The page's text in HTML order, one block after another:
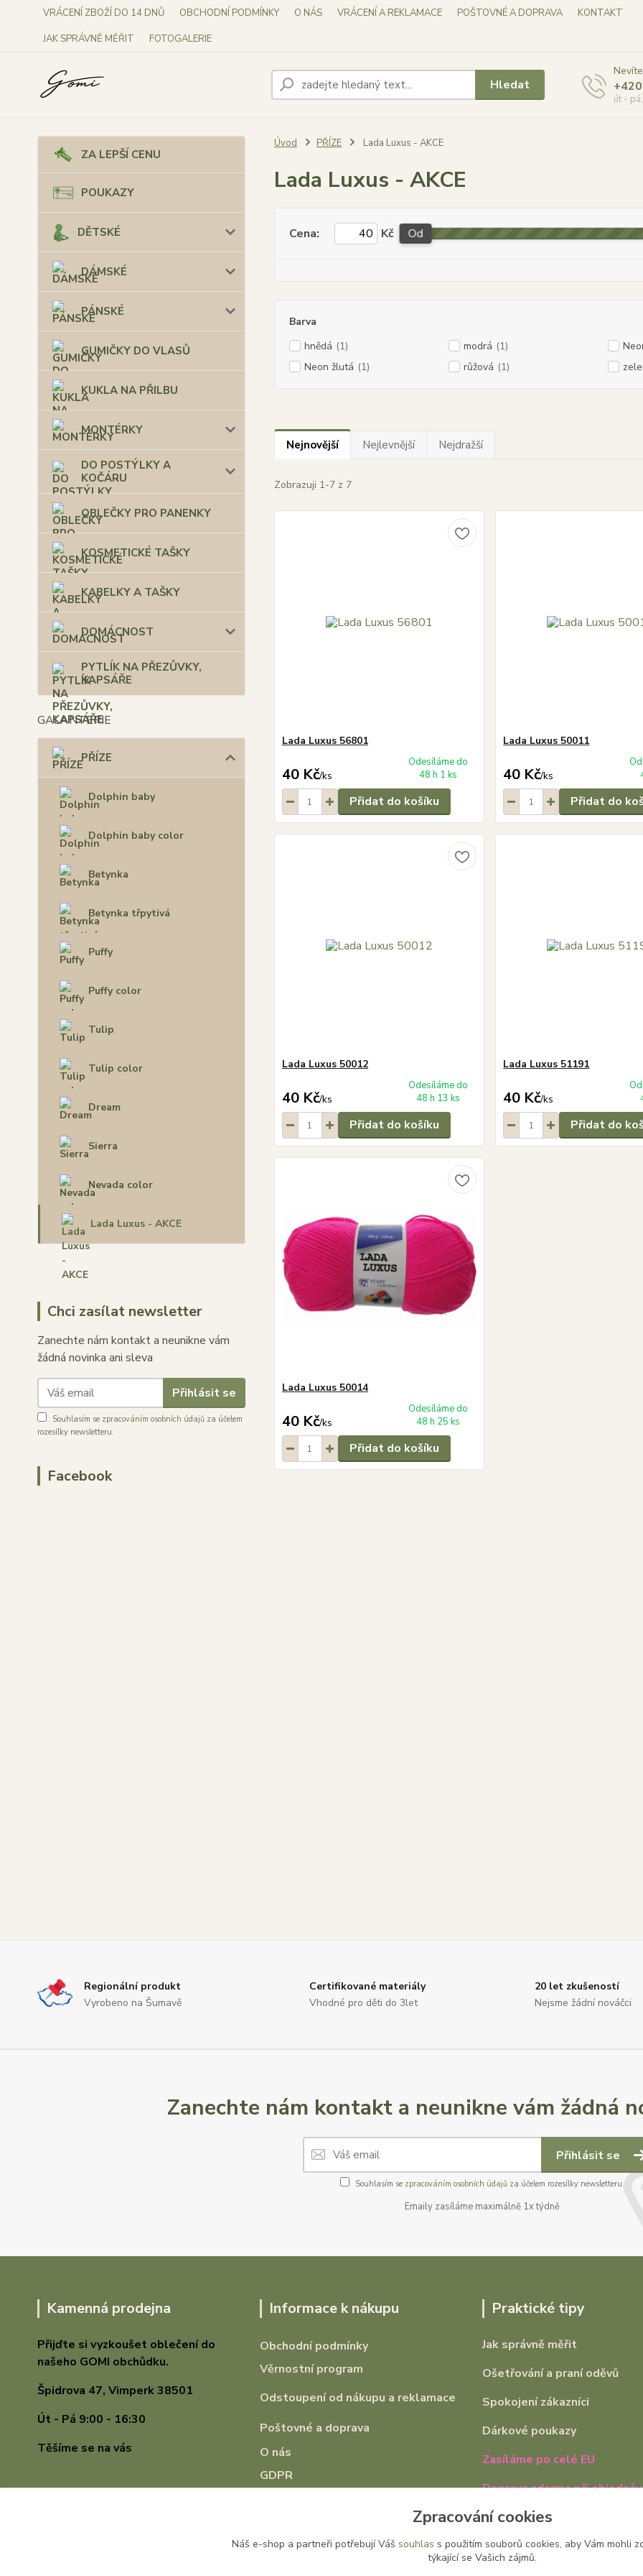
VRÁCENÍ ZBOŽÍ DO 14 DNŮ OBCHODNÍ PODMÍNKY O NÁS VRÁCENÍ A REKLAMACE POŠTOVNÉ A DOPRAVA
KONTAKT
JAK SPRÁVNĚ MĚŘIT
FOTOGALERIE
Hledat
út -
ZA LEPŠÍ CENU
POUKAZY
DĚTSKÉ
DÁMSKÉ
PÁNSKÉ
GUMIČKY DO VLASŮ
KUKLA NA PŘILBU
MONTÉRKY
DO POSTÝLKY A
KOČÁRU
OBLEČKY PRO PANENKY
KOSMETICKÉ TAŠKY
KABELKY A TAŠKY
DOMÁCNOST
PYTLÍK NA PŘEZŮVKY,
KAPSÁŘE
GALANTERIE
PŘÍZE
Dolphin baby
Dolphin baby color
Betynka
Betynka třpytivá
Puffy
Puffy color
Tulip
Tulip color
Dream
Sierra
Nevada color
Lada Luxus - AKCE
Chci zasílat newsletter
Zanechte nám kontakt a neunikne vám
žádná novinka ani sleva
Přihlásit se
Souhlasím se zpracováním osobních údajů za účelem
rozesílky newsletteru.
Facebook
Úvod PŘÍZE Lada Luxus - AKCE
Lada Luxus - AKCE
Cena: Kč Od
Barva
hnědá (1) modrá (1)
Neon žlutá (1) růžová (1)
Nejnovější Nejlevnější Nejdražší
Zobrazuji 1-7 z 7
Lada Luxus 56801
40 Kč/ks
Odesíláme do
48 h 1 ks
Přidat do košíku
Lada Luxus 50011
40 Kč/ks
Přidat do
Lada Luxus 50012
40 Kč/ks
Odesíláme do
48 h 13 ks
Přidat do košíku
Lada Luxus 51191
40 Kč/ks
Přidat do
Lada Luxus 50014
40 Kč/ks
Odesíláme do
48 h 25 ks
Přidat do košíku
Regionální produkt
Vyrobeno na Šumavě
Certifikované materiály
Vhodné pro děti do 3let
20 let zkušeností
Nejsme žádní nováčci
Zanechte nám kontakt a neunikne vám žádná
Přihlásit se
Souhlasím se zpracováním osobních údajů za účelem rozesílky newsletteru.
Emaily zasíláme maximálně 1x týdně
Kamenná prodejna
Přijďte si vyzkoušet oblečení do
našeho GOMI obchůdku.
Špidrova 47, Vimperk 38501
Út - Pá 9:00 - 16:30
Těšíme se na vás
Informace k nákupu
Obchodní podmínky
Věrnostní program
Odstoupení od nákupu a reklamace
Poštovné a doprava
O nás
GDPR
Praktické tipy
Jak správně měřit
Ošetřování a praní oděvů
Spokojení zákazníci
Dárkové poukazy
Zasíláme po celé EU
Doprava zdarma při
Zpracování cookies
Náš e-shop a partneři potřebují Váš souhlas s použitím souborů cookies, aby Vám mohli
týkající se Vašich zájmů.